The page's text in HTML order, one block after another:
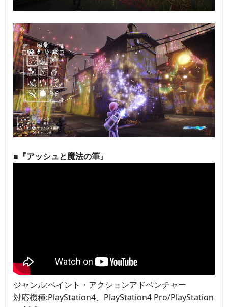
■『アッシュと魔法の筆』
ジャンル:ペイント・アクションアドベンチャー
対応機種:PlayStation4、PlayStation4 Pro/PlayStation